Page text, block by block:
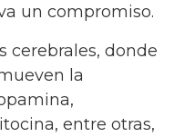
un compromiso.
cerebrales, donde
la
entre otras,